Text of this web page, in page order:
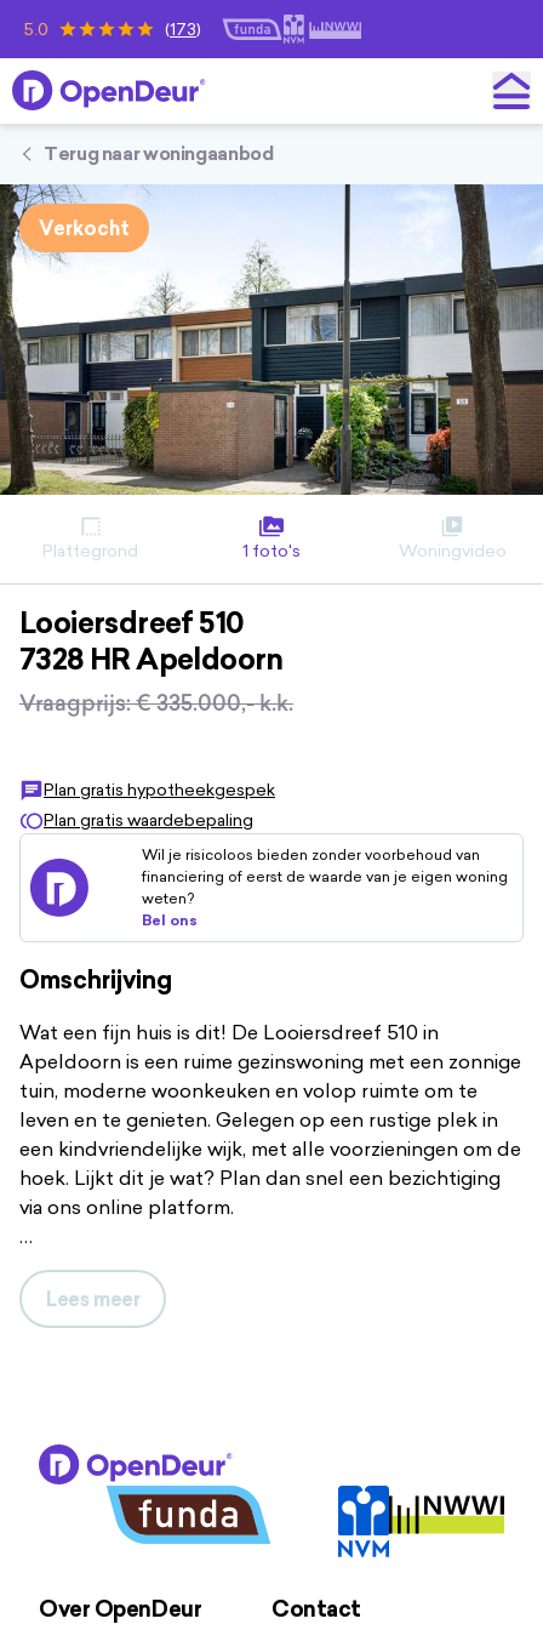
5.0 (173)
OpenDeur
Terug naar woningaanbod
Plattegrond 1 foto's Woningvideo
Verkocht
Looiersdreef 510
7328 HRApeldoorn
Vraagprijs:€ 335.000,-k.k.
Plan gratis hypotheekgespek
Plan gratis waardebepaling
Wil je risicoloos bieden zonder voorbehoud van
financiering of eerst de waarde van je eigen woning
weten?
Bel ons
Omschrijving
Wat een fijn huis is dit! De Looiersdreef 510 in
Apeldoorn is een ruime gezinswoning met een zonnige
tuin, moderne woonkeuken en volop ruimte om te
leven en te genieten. Gelegen op een rustige plek in
een kindvriendelijke wijk, met alle voorzieningen om de
hoek. Lijkt dit je wat? Plan dan snel een bezichtiging
via ons online platform.
Ruimte om te leven én te genieten
Ruimte, licht en een fijne indeling – dat zijn de
ingrediënten van deze tussenwoning. De woonkamer
voorzijde is de moderne woonkeuken, voorzien van een
groot gasfornuis met afzuigkap, koelkast, magnetron,
vriezer, veel werkruimte en zelfs een aansluiting voor
de wasmachine. Een fijne plek waar koken en
gezelligheid samenkomen. De tuin is een echt
het grootste deel van de dag zon mee. Een ontbijt in
Lees meer
Over OpenDeur Contact